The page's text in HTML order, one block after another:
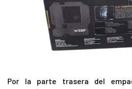
Por la parte trasera del